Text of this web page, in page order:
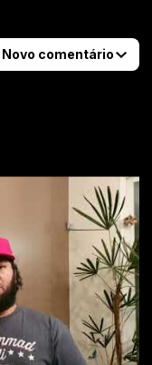
Novo comentário